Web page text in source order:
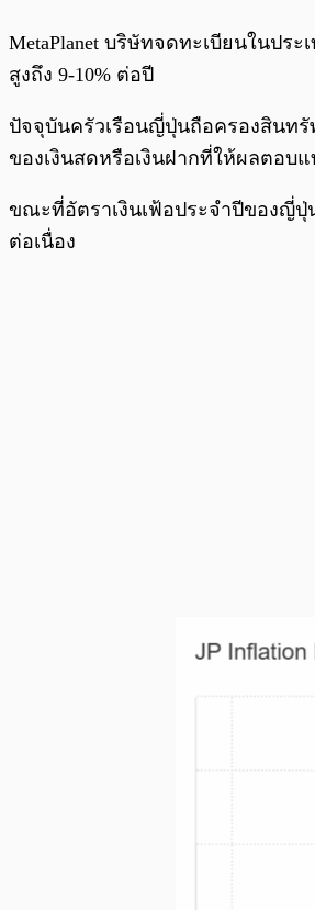
พร้อมเล่น
MetaPlanet บริษัทจดทะเบียนในป
สูงถึง 9-10% ต่อปี
ปัจจุบันครัวเรือนญี่ปุ่นถือครองสินทรั
ของเงินสดหรือเงินฝากที่ให้ผลตอบ
ขณะที่อัตราเงินเฟ้อประจำปีของญี่ปุ่
ต่อเนื่อง